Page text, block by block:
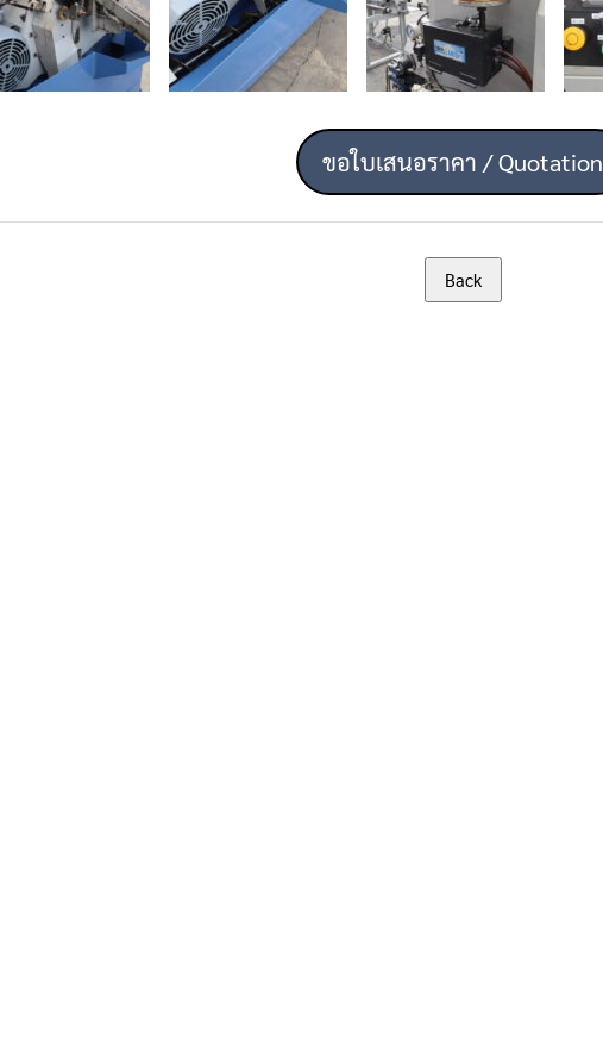
ขอใบเสนอราคา / Quotation